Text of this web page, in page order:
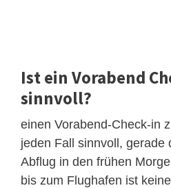
Ist ein Vorabend
sinnvoll?
einen Vorabend-Check-in
jeden Fall sinnvoll, gerade
Abflug in den frühen
bis zum Flughafen ist